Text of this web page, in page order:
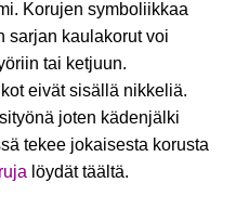
Korujen symboliikkaa
sarjan kaulakorut voi
tai ketjuun.
eivät sisällä nikkeliä.
joten kädenjälki
tekee jokaisesta korusta
löydät täältä.